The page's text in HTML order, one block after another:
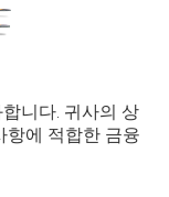
니다. 귀사의 상
항에 적합한 금융